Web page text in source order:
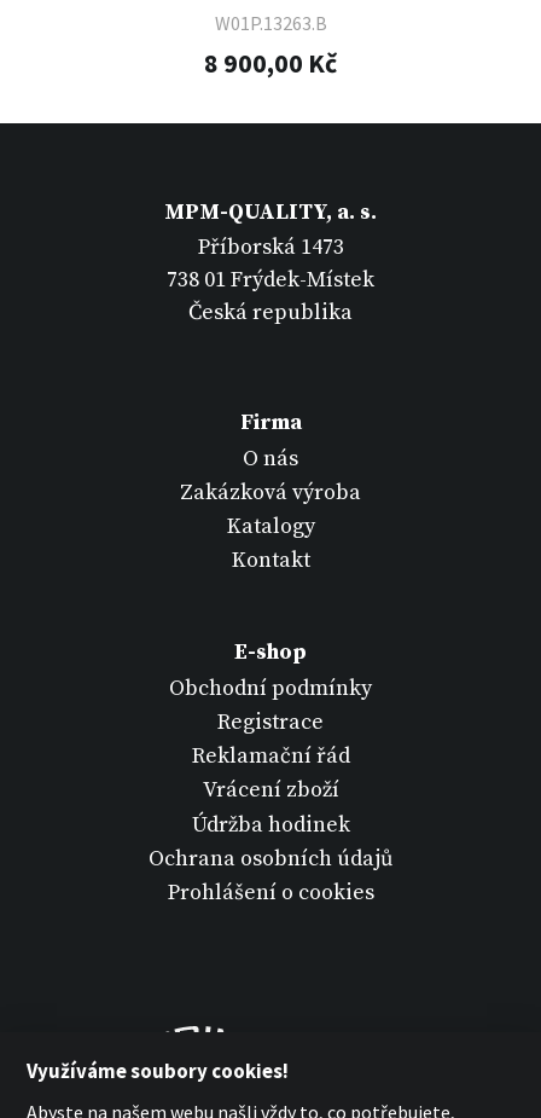
W01P.13263.B
8 900,00 Kč
MPM-QUALITY, a. s.
Příborská 1473
738 01 Frýdek-Místek
Česká republika
Firma
O nás
Zakázková výroba
Katalogy
Kontakt
E-shop
Obchodní podmínky
Registrace
Reklamační řád
Vrácení zboží
Údržba hodinek
Ochrana osobních údajů
Prohlášení o cookies
Využíváme soubory cookies!
Abyste na našem webu našli vždy to, co potřebujete,